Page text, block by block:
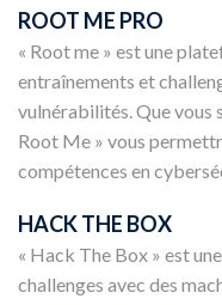
ROOT ME PRO
« Root me » est une
entraînements et
vulnérabilités. Que vous
Root Me » vous
compétences en
HACK THE BOX
« Hack The Box » est
challenges avec des